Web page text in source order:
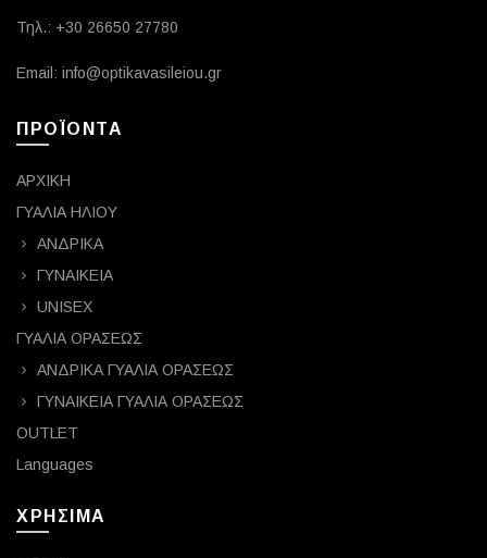
Τηλ.: +30 26650 27780
Email: info@optikavasileiou.gr
ΠΡΟΪΟΝΤΑ
ΑΡΧΙΚΗ
ΓΥΑΛΙΑ ΗΛΙΟΥ
ΑΝΔΡΙΚΑ
ΓΥΝΑΙΚΕΙΑ
UNISEX
ΓΥΑΛΙΑ ΟΡΑΣΕΩΣ
ΑΝΔΡΙΚΑ ΓΥΑΛΙΑ ΟΡΑΣΕΩΣ
ΓΥΝΑΙΚΕΙΑ ΓΥΑΛΙΑ ΟΡΑΣΕΩΣ
OUTLET
Languages
ΧΡΗΣΙΜΑ